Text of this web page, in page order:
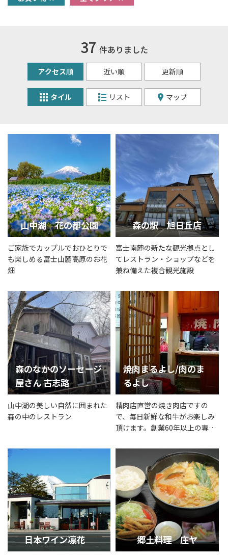
37 件ありました
アクセス順 近い順 更新順
タイル リスト マップ
山中湖 花の都公園
ご家族でカップルでおひとりで
も楽しめる富士山麓高原のお花
畑
森の駅 旭日丘店
富士南麓の新たな観光拠点とし
てレストラン・ショップなどを
兼ね備えた複合観光施設
森のなかのソーセージ
屋さん 古志路
山中湖の美しい自然に囲まれた
森の中のレストラン
焼肉まるよし/肉のま
るよし
精肉店直営の焼き肉店ですの
で、毎日新鮮な和牛がお楽しみ
頂けます。創業60年以上の専門
す！自家製お惣菜から鮮度抜群
の精肉を取り扱っております。
お気軽にご来店下さい！
日本ワイン凛花 郷土料理 庄ヤ